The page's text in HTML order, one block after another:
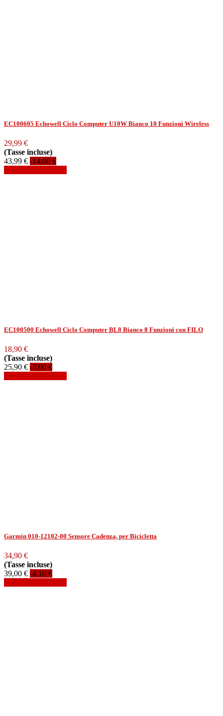
EC100605 Echowell Ciclo Computer U10W Bianco 10 Funzioni Wireless
29,99 €
(Tasse incluse)
43,99 € -14,00 €
EC100500 Echowell Ciclo Computer BL8 Bianco 8 Funzioni con FILO
18,90 €
(Tasse incluse)
25,90 € -7,00 €
Garmin 010-12102-00 Sensore Cadenza, per Bicicletta
34,90 €
(Tasse incluse)
39,00 € -4,10 €